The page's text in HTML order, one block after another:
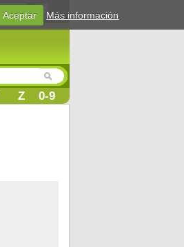
Login
Z 0-9
Aceptar Más información